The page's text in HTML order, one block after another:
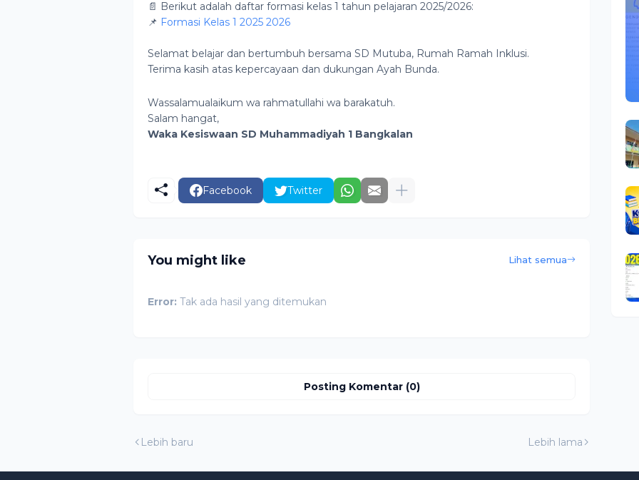
📄 Berikut adalah daftar formasi kelas 1 tahun pelajaran 2025/2026:
📌 Formasi Kelas 1 2025 2026
Selamat belajar dan bertumbuh bersama SD Mutuba, Rumah Ramah Inklusi.
Terima kasih atas kepercayaan dan dukungan Ayah Bunda.
Wassalamualaikum wa rahmatullahi wa barakatuh.
Salam hangat,
Waka Kesiswaan SD Muhammadiyah 1 Bangkalan
Facebook Twitter
You might like Lihat semua
Error: Tak ada hasil yang ditemukan
Posting Komentar (0)
Lebih baru Lebih lama